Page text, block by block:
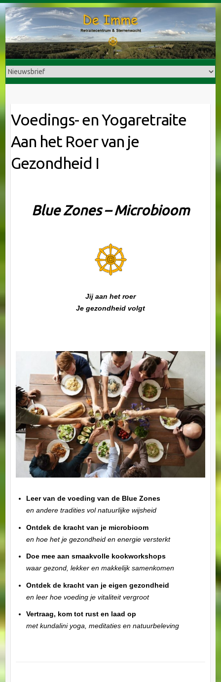
Doorgaan
naar
inhoud
Voedings- en Yogaretraite
Aan het Roer van je
Gezondheid I
Blue Zones – Microbioom
Jij aan het roer
Je gezondheid volgt
Leer van de voeding van de Blue Zones
en andere tradities vol natuurlijke wijsheid
Ontdek de kracht van je microbioom
en hoe het je gezondheid en energie versterkt
Doe mee aan smaakvolle kookworkshops
waar gezond, lekker en makkelijk samenkomen
Ontdek de kracht van je eigen gezondheid
en leer hoe voeding je vitaliteit vergroot
Vertraag, kom tot rust en laad op
met kundalini yoga, meditaties en natuurbeleving